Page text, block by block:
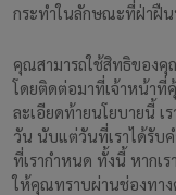
กระทำในลักษณะที่ฝ่าฝื
คุณสามารถใช้สิทธิของ
โดยติดต่อมาที่เจ้าหน้าที่
ละเอียดท้ายนโยบายนี้ เ
วัน นับแต่วันที่เราได้รับ
ที่เรากำหนด ทั้งนี้ หากเร
ให้คุณทราบผ่านช่องทาง